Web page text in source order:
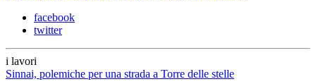
facebook
twitter
i lavori
Sinnai, polemiche per una strada a Torre delle stelle